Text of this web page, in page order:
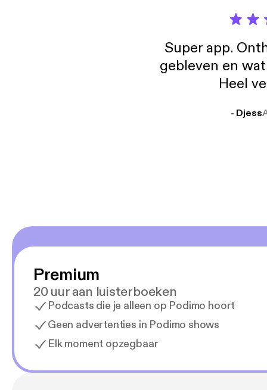
Super app.
gebleven en
Heel
- Djess
Premium
20 uur aan luisterboeken
Podcasts die je alleen op Podimo hoort
Geen advertenties in Podimo shows
Elk moment opzegbaar